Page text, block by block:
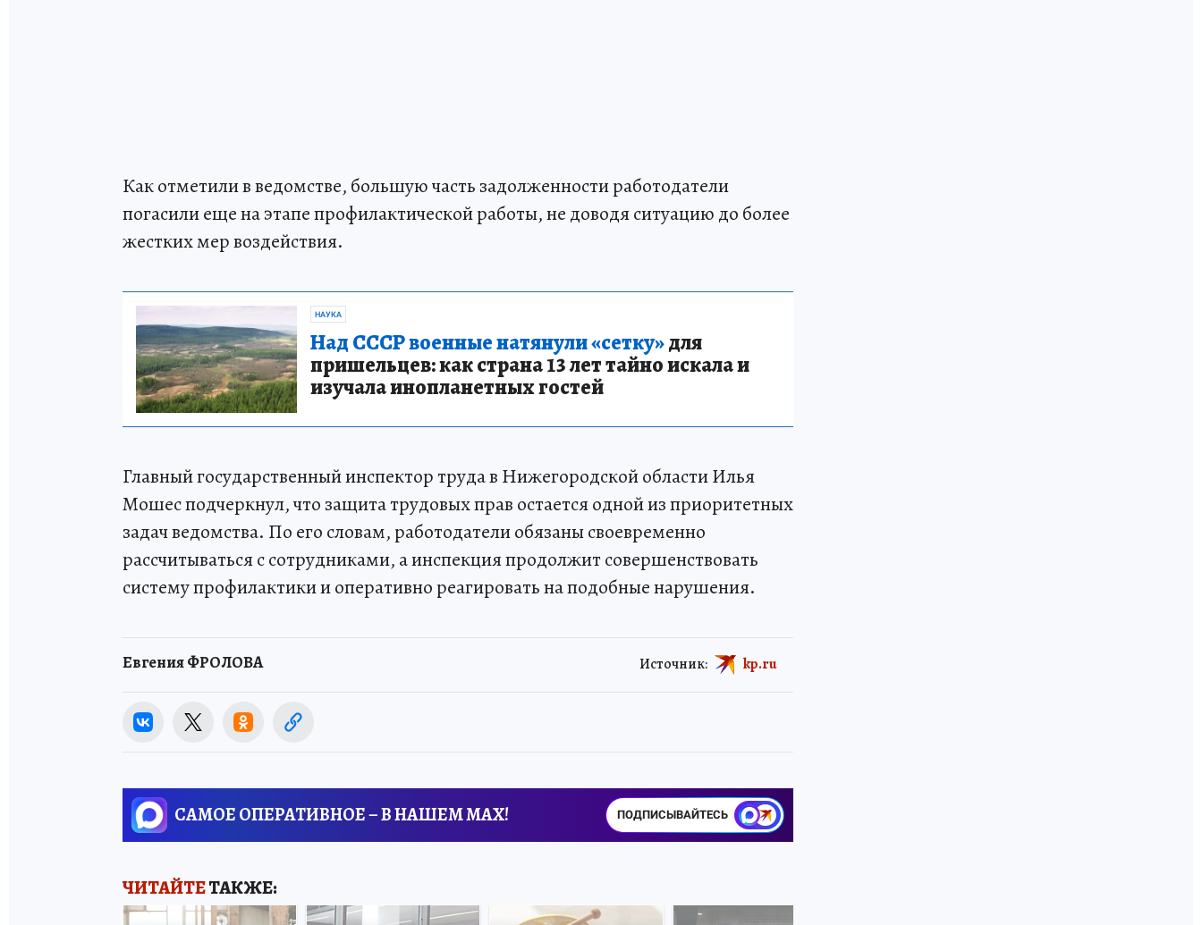
Как отметили в ведомстве, большую часть задолженности работодатели
погасили еще на этапе профилактической работы, не доводя ситуацию до более
жестких мер воздействия.
НАУКА
Над СССР военные натянули «сетку»для
пришельцев: как страна 13 лет тайно искала и
изучала инопланетных гостей
Главный государственный инспектор труда в Нижегородской области Илья
Мошес подчеркнул, что защита трудовых прав остается одной из приоритетных
задач ведомства. По его словам, работодатели обязаны своевременно
рассчитываться с сотрудниками, а инспекция продолжит совершенствовать
систему профилактики и оперативно реагировать на подобные нарушения.
Евгения ФРОЛОВА Источник: kp.ru
САМОЕ ОПЕРАТИВНОЕ – В НАШЕМ MAX! ПОДПИСЫВАЙТЕСЬ
ЧИТАЙТЕТАКЖЕ: